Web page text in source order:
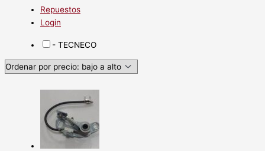
Repuestos
Login
- TECNECO